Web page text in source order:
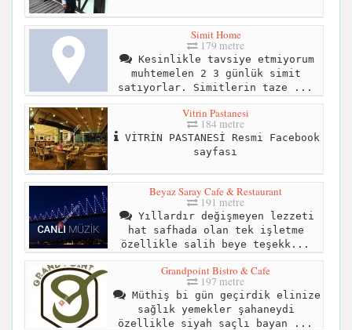
Simit Home
179 metre
Kesinlikle tavsiye etmiyorum
muhtemelen 2 3 günlük simit
satıyorlar. Simitlerin taze ...
Vitrin Pastanesi
184 metre
VİTRİN PASTANESİ Resmi Facebook
sayfası
Beyaz Saray Cafe & Restaurant
191 metre
Yıllardır değişmeyen lezzeti
hat safhada olan tek işletme
özellikle salih beye teşekk...
Grandpoint Bistro & Cafe
197 metre
Müthiş bi gün geçirdik elinize
sağlık yemekler şahaneydi
özellikle siyah saçlı bayan ...